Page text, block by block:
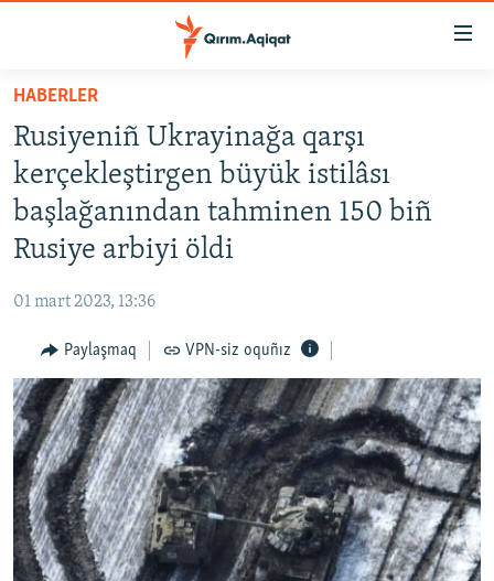
Esas
qaytmaq
Baş
navigatsiyağa
qaytmaq
Qıdıruvğa
SİYASET
İQTİSADİYAT
CEMİYET
İNSAN AQLARI
VİDEO
SÜRET
BLOGLAR
FİKİR
Русский
Українською
HABERLER
Rusiyeniñ Ukrayinağa qarşı
kerçekleştirgen büyük istilâsı
başlağanından tahminen 150 biñ
Rusiye arbiyi öldi
01 mart 2023, 13:36
Paylaşmaq VPN-siz oquñız